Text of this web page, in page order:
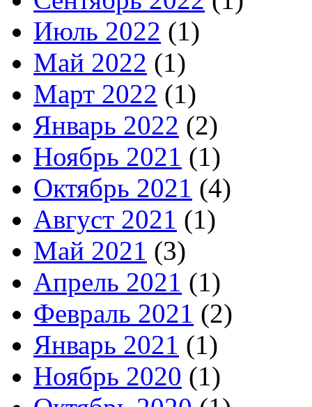
Июль 2022 (1)
Май 2022 (1)
Март 2022 (1)
Январь 2022 (2)
Ноябрь 2021 (1)
Октябрь 2021 (4)
Август 2021 (1)
Май 2021 (3)
Апрель 2021 (1)
Февраль 2021 (2)
Январь 2021 (1)
Ноябрь 2020 (1)